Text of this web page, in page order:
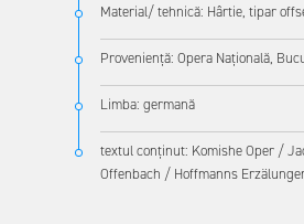
Material/ tehnică: Hârtie, tipar
Proveniență: Opera Națională,
Limba: germană
textul conținut: Komishe Oper /
Offenbach / Hoffmanns